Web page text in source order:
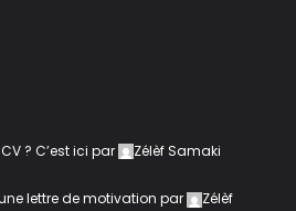
? C’est ici par
Zélèf Samaki
lettre de motivation par
Zélèf